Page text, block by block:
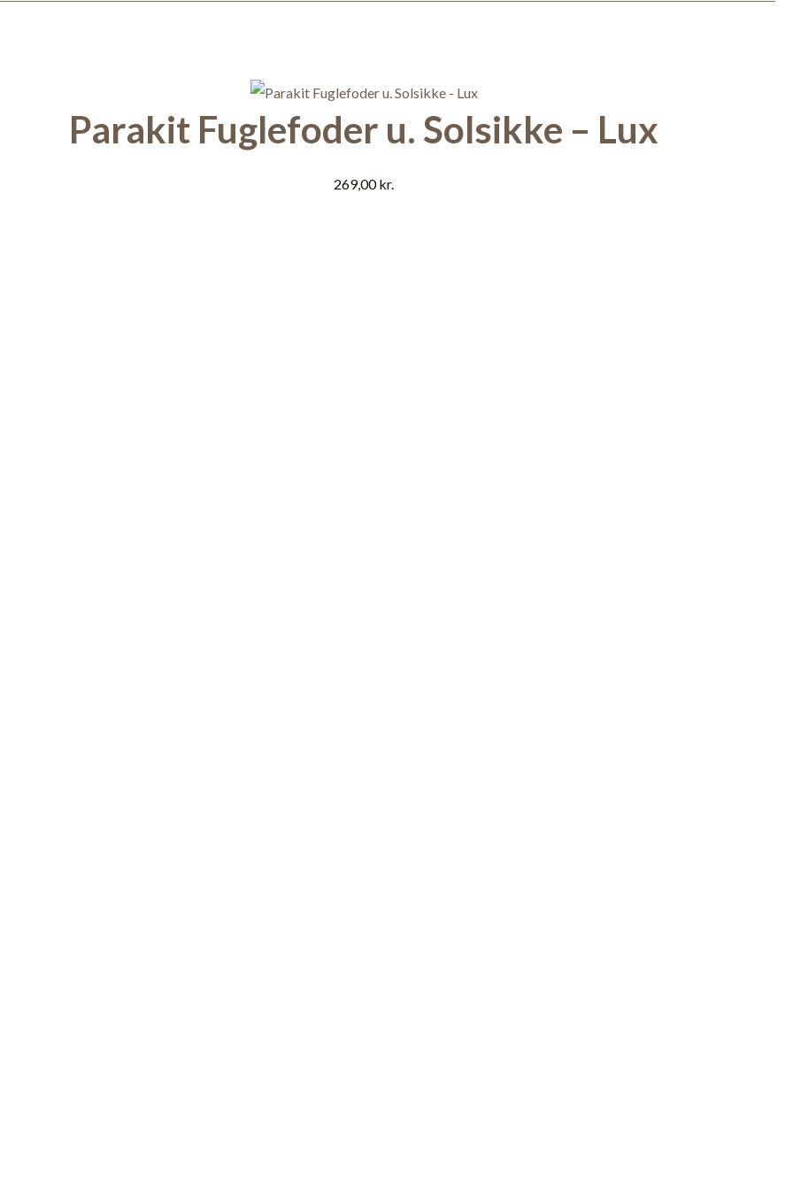
Parakit Fuglefoder u. Solsikke – Lux
269,00kr.